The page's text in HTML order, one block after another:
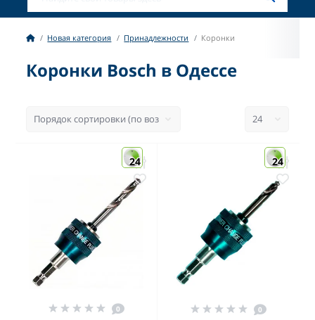
Новая категория Принадлежности Коронки
Коронки Bosch в Одессе
24
0
24
0